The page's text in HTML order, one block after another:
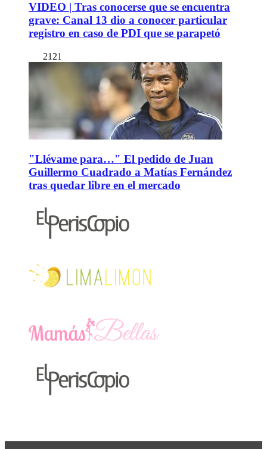
VIDEO | Tras conocerse que se encuentra
grave: Canal 13 dio a conocer particular
registro en caso de PDI que se parapetó
2121
"Llévame para…" El pedido de Juan
Guillermo Cuadrado a Matías Fernández
tras quedar libre en el mercado